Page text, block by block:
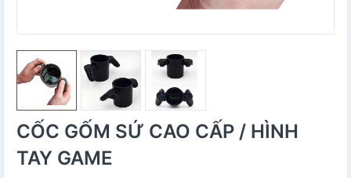
CỐC GỐM SỨ CAO CẤP / HÌNH
TAY GAME